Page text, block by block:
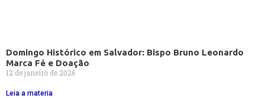
Domingo Histórico em Salvador: Bispo Bruno Leonardo
Marca Fé e Doação
12 de janeiro de 2026
Leia a materia